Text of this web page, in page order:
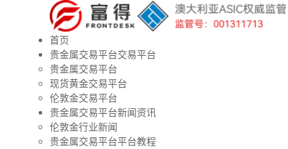
首页
贵金属交易平台交易平台
贵金属交易平台
现货黄金交易平台
伦敦金交易平台
贵金属交易平台新闻资讯
伦敦金行业新闻
贵金属交易平台平台教程